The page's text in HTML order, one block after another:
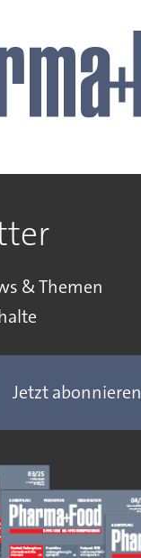
& Themen
Jetzt abonnieren